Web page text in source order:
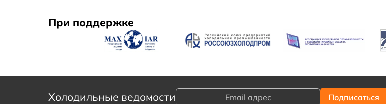
При поддержке
Холодильные ведомости